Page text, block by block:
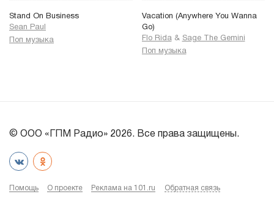
Stand On Business
Sean Paul
Поп музыка
Vacation (Anywhere You Wanna
Go)
Flo Rida & Sage The Gemini
Поп музыка
© ООО «ГПМ Радио» 2026. Все права защищены.
Помощь О проекте Реклама на 101.ru Обратная связь